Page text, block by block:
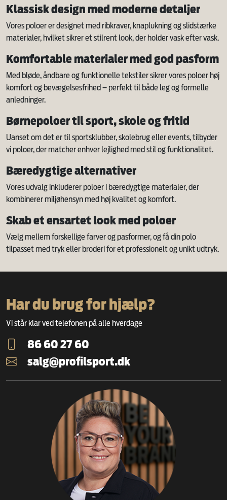
Klassisk design med moderne detaljer
Vores poloer er designet med ribkraver, knaplukning og slidstærke
materialer, hvilket sikrer et stilrent look, der holder vask efter vask.
Komfortable materialer med god pasform
Med bløde, åndbare og funktionelle tekstiler sikrer vores poloer høj
komfort og bevægelsesfrihed – perfekt til både leg og formelle
anledninger.
Børnepoloer til sport, skole og fritid
Uanset om det er til sportsklubber, skolebrug eller events, tilbyder
vi poloer, der matcher enhver lejlighed med stil og funktionalitet.
Bæredygtige alternativer
Vores udvalg inkluderer poloer i bæredygtige materialer, der
kombinerer miljøhensyn med høj kvalitet og komfort.
Skab et ensartet look med poloer
Vælg mellem forskellige farver og pasformer, og få din polo
tilpasset med tryk eller broderi for et professionelt og unikt udtryk.
Har du brug for hjælp?
Vi står klar ved telefonen på alle hverdage
86 60 27 60
salg@profilsport.dk